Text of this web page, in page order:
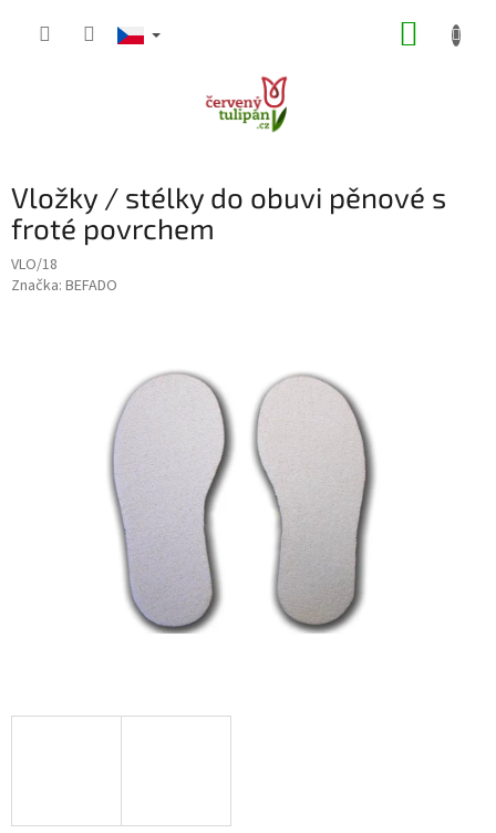
Vložky / stélky do obuvi pěnové s
froté povrchem
VLO/18
Značka: BEFADO